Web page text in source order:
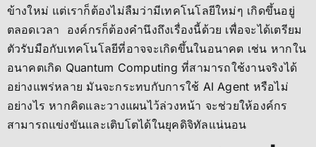
ข้างใหม่ แต่เราก็ต้องไม่ลืมว่ามีเทคโนโลยีใหม่ๆ เกิดขึ้นอยู่
ตลอดเวลา องค์กรก็ต้องคำนึงถึงเรื่องนี้ด้วย เพื่อจะได้เตรียม
ตัวรับมือกับเทคโนโลยีที่อาจจะเกิดขึ้นในอนาคต เช่น หากใน
อนาคตเกิด Quantum Computing ที่สามารถใช้งานจริงได้
อย่างแพร่หลาย มันจะกระทบกับการใช้ AI Agent หรือไม่
อย่างไร หากคิดและวางแผนไว้ล่วงหน้า จะช่วยให้องค์กร
สามารถแข่งขันและเติบโตได้ในยุคดิจิทัลแน่นอน